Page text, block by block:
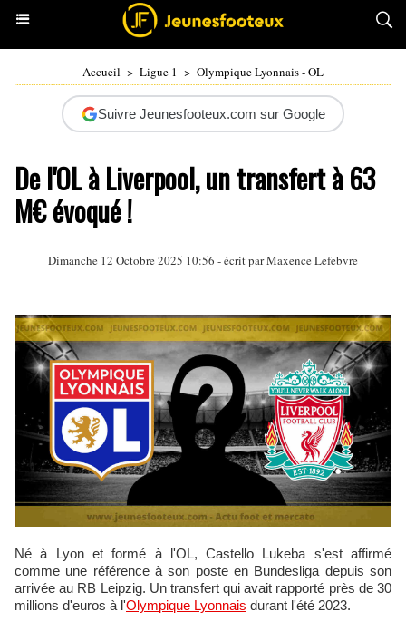
Accueil > Ligue 1 > Olympique Lyonnais - OL
Suivre Jeunesfooteux.com sur Google
De l'OL à Liverpool, un transfert à 63
M€ évoqué !
Dimanche 12 Octobre 2025 10:56 - écrit par Maxence Lefebvre
Né à Lyon et formé à l'OL, Castello Lukeba s'est affirmé
comme une référence à son poste en Bundesliga depuis son
arrivée au RB Leipzig. Un transfert qui avait rapporté près de 30
millions d'euros à l'Olympique Lyonnais durant l'été 2023.